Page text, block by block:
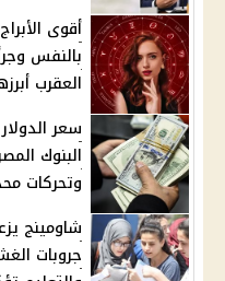
أقوى
بالنفس
العقرب
سعر
البنوك
وتحركات
شاومينج
جروبات